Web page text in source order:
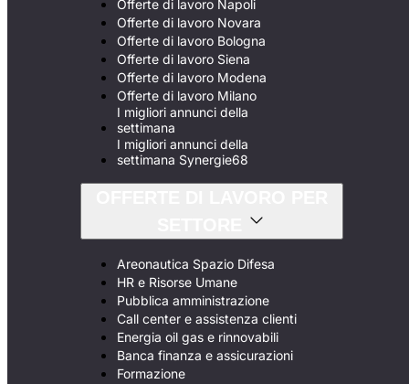
Offerte di lavoro Napoli
Offerte di lavoro Novara
Offerte di lavoro Bologna
Offerte di lavoro Siena
Offerte di lavoro Modena
Offerte di lavoro Milano
I migliori annunci della
settimana
I migliori annunci della
settimana Synergie68
Areonautica Spazio Difesa
HR e Risorse Umane
Pubblica amministrazione
Call center e assistenza clienti
Energia oil gas e rinnovabili
Banca finanza e assicurazioni
Formazione